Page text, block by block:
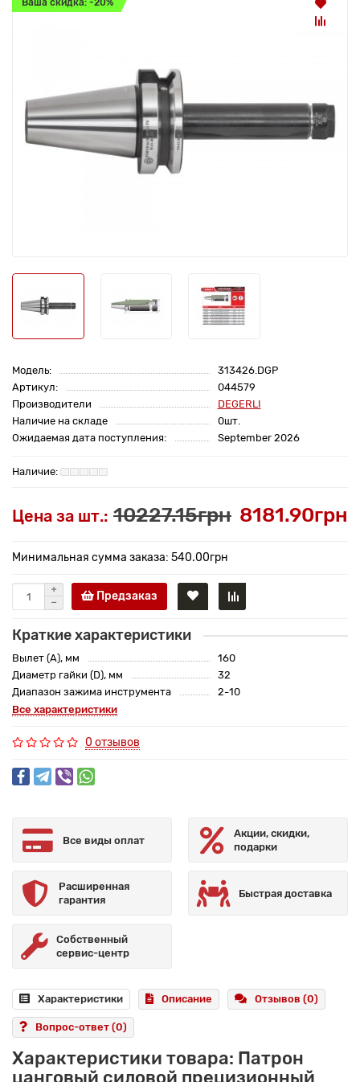
Ваша скидка: -20%
Модель:
313426.DGP
Артикул:
044579
Производители
DEGERLI
Наличие на складе
0шт.
Ожидаемая дата поступления:
September 2026
Цена за шт.: 10227.15грн 8181.90грн
Минимальная сумма заказа: 540.00грн
Предзаказ
Краткие характеристики
Вылет (A), мм
160
Диаметр гайки (D), мм
32
Диапазон зажима инструмента
2-10
Все характеристики
0 отзывов
Все виды оплат
Акции, скидки,
подарки
Расширенная
гарантия
Быстрая доставка
Собственный
сервис-центр
Характеристики Описание Отзывов (0)
Вопрос-ответ (0)
Характеристики товара: Патрон